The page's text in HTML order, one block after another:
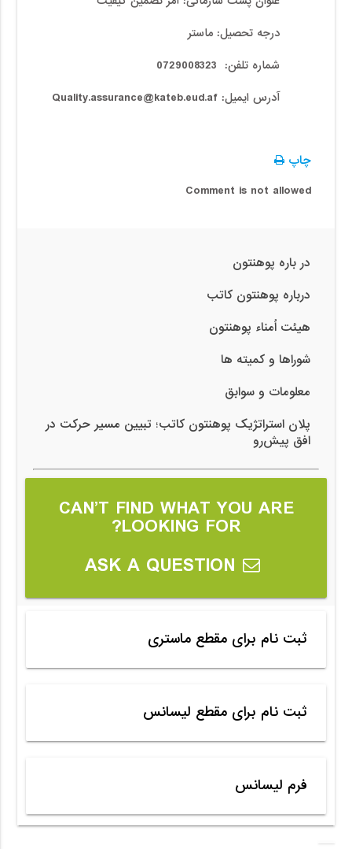
درجه تحصیل: ماستر
شماره تلفن:
آدرس ایمیل: Quality.assurance@kateb.eud.af
چاپ
Comment is not allowed
در باره پوهنتون
درباره پوهنتون کاتب
هیئت اُمناء پوهنتون
شوراها و کمیته ها
معلومات و سوابق
پلان استراتژیک پوهنتون کاتب؛ تبیین مسیر حرکت در
افق پیش‌رو
CAN’T FIND WHAT YOU ARE
LOOKING FOR?
ASK A QUESTION
ثبت نام برای مقطع ماستری
ثبت نام برای مقطع لیسانس
فرم لیسانس